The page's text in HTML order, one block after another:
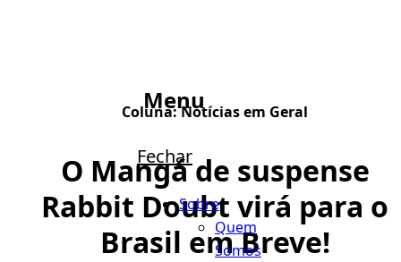
Menu
Fechar
Sobre
Quem
Somos
Coluna:Notícias em Geral
O Mangá de suspense
Rabbit Doubt virá para o
Brasil em Breve!